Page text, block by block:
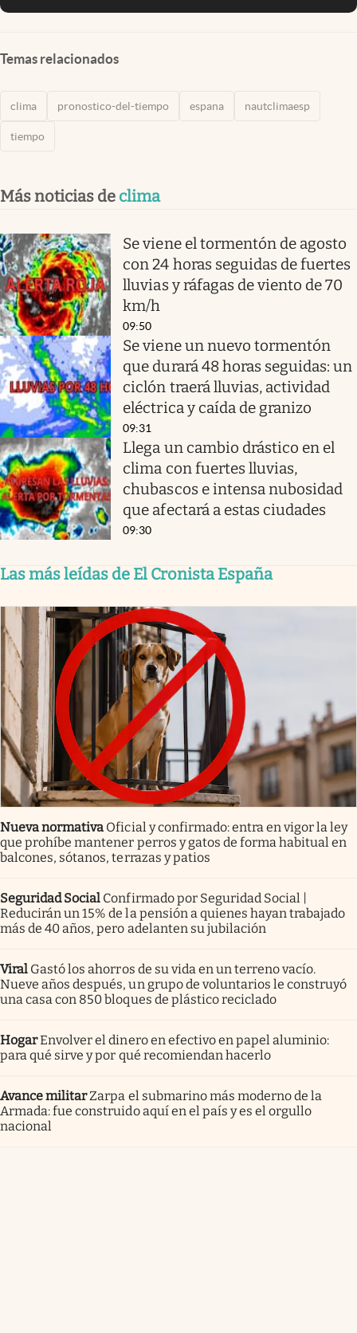
Temas relacionados
clima pronostico-del-tiempo espana nautclimaesp
tiempo
Más noticias de clima
Se viene el tormentón de agosto
con 24 horas seguidas de fuertes
lluvias y ráfagas de viento de 70
km/h
09:50
Se viene un nuevo tormentón
que durará 48 horas seguidas: un
ciclón traerá lluvias, actividad
eléctrica y caída de granizo
09:31
Llega un cambio drástico en el
clima con fuertes lluvias,
chubascos e intensa nubosidad
que afectará a estas ciudades
09:30
Las más leídas de El Cronista España
Nueva normativa Oficial y confirmado: entra en vigor la ley
que prohíbe mantener perros y gatos de forma habitual en
balcones, sótanos, terrazas y patios
Seguridad Social Confirmado por Seguridad Social |
Reducirán un 15% de la pensión a quienes hayan trabajado
más de 40 años, pero adelanten su jubilación
Viral Gastó los ahorros de su vida en un terreno vacío.
Nueve años después, un grupo de voluntarios le construyó
una casa con 850 bloques de plástico reciclado
HogarEnvolver el dinero en efectivo en papel aluminio:
para qué sirve y por qué recomiendan hacerlo
Avance militarZarpa el submarino más moderno de la
Armada: fue construido aquí en el país y es el orgullo
nacional